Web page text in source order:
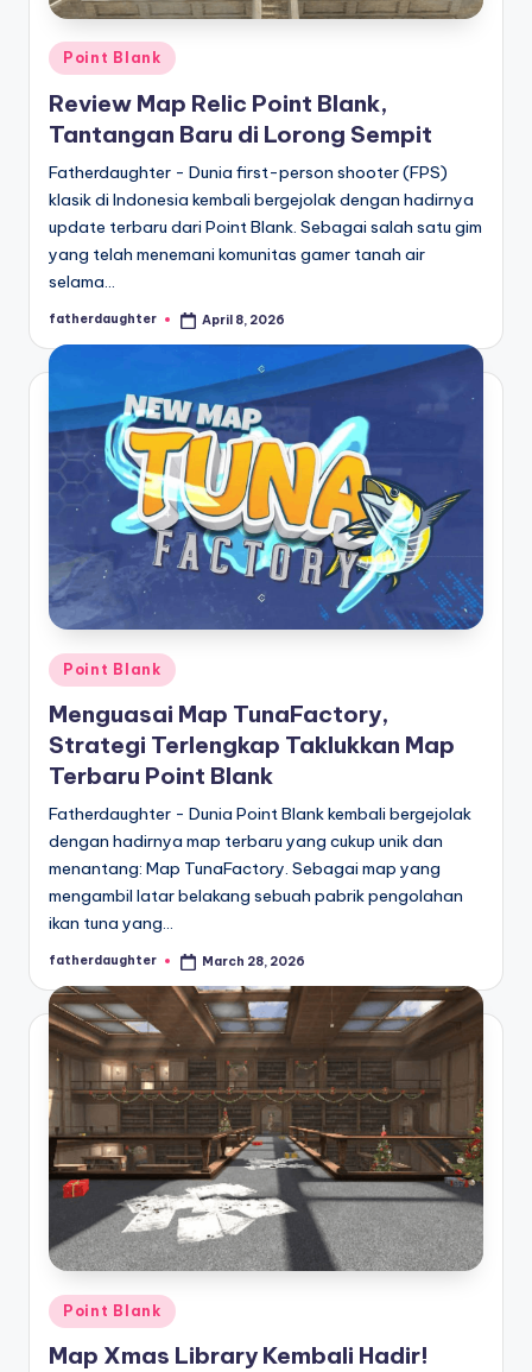
Posted
Point Blank
Review Map Relic Point Blank,
Tantangan Baru di Lorong Sempit
Fatherdaughter - Dunia first-person shooter (FPS)
klasik di Indonesia kembali bergejolak dengan hadirnya
update terbaru dari Point Blank. Sebagai salah satu gim
yang telah menemani komunitas gamer tanah air
selama…
Posted
fatherdaughter April 8, 2026
Posted
in
Point Blank
Menguasai Map TunaFactory,
Strategi Terlengkap Taklukkan Map
Terbaru Point Blank
Fatherdaughter - Dunia Point Blank kembali bergejolak
dengan hadirnya map terbaru yang cukup unik dan
menantang: Map TunaFactory. Sebagai map yang
mengambil latar belakang sebuah pabrik pengolahan
ikan tuna yang…
Posted
fatherdaughter March 28, 2026
Posted
in
Point Blank
Map Xmas Library Kembali Hadir!